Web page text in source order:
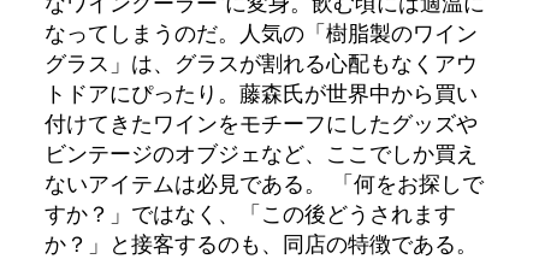
なってしまうのだ。人気の「樹脂製のワイン
グラス」は、グラスが割れる心配もなくアウ
トドアにぴったり。藤森氏が世界中から買い
付けてきたワインをモチーフにしたグッズや
ビンテージのオブジェなど、ここでしか買え
ないアイテムは必見である。 「何をお探しで
すか？」ではなく、「この後どうされます
か？」と接客するのも、同店の特徴である。